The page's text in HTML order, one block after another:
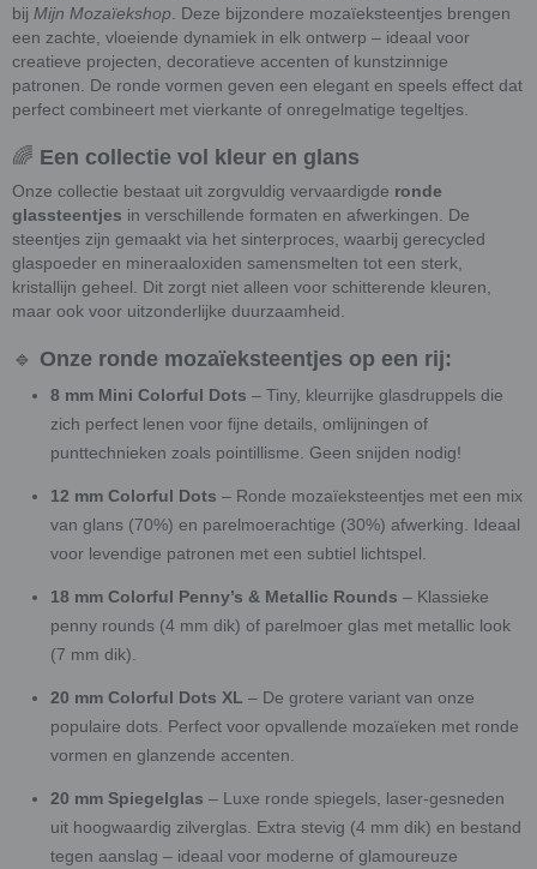
bij Mijn Mozaïekshop . Deze bijzondere mozaïeksteentjes brengen
een zachte, vloeiende dynamiek in elk ontwerp – ideaal voor
creatieve projecten, decoratieve accenten of kunstzinnige
patronen. De ronde vormen geven een elegant en speels effect dat
perfect combineert met vierkante of onregelmatige tegeltjes.
🌈 Een collectie vol kleur en glans
Onze collectie bestaat uit zorgvuldig vervaardigde ronde
glassteentjes in verschillende formaten en afwerkingen. De
steentjes zijn gemaakt via het sinterproces, waarbij gerecycled
glaspoeder en mineraaloxiden samensmelten tot een sterk,
kristallijn geheel. Dit zorgt niet alleen voor schitterende kleuren,
maar ook voor uitzonderlijke duurzaamheid.
🔹 Onze ronde mozaïeksteentjes op een rij:
8 mm Mini Colorful Dots – Tiny, kleurrijke glasdruppels die
zich perfect lenen voor fijne details, omlijningen of
punttechnieken zoals pointillisme. Geen snijden nodig!
12 mm Colorful Dots – Ronde mozaïeksteentjes met een mix
van glans (70%) en parelmoerachtige (30%) afwerking. Ideaal
voor levendige patronen met een subtiel lichtspel.
18 mm Colorful Penny’s & Metallic Rounds – Klassieke
penny rounds (4 mm dik) of parelmoer glas met metallic look
(7 mm dik).
20 mm Colorful Dots XL – De grotere variant van onze
populaire dots. Perfect voor opvallende mozaïeken met ronde
vormen en glanzende accenten.
20 mm Spiegelglas – Luxe ronde spiegels, laser-gesneden
uit hoogwaardig zilverglas. Extra stevig (4 mm dik) en bestand
tegen aanslag – ideaal voor moderne of glamoureuze